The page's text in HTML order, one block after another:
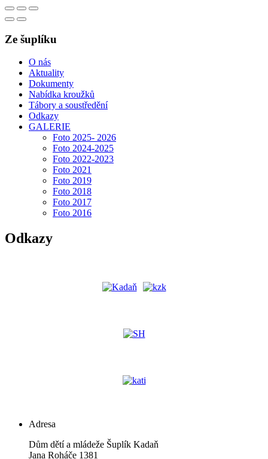
Ze šuplíku
O nás
Aktuality
Dokumenty
Nabídka kroužků
Tábory a soustředění
Odkazy
GALERIE
Foto 2025- 2026
Foto 2024-2025
Foto 2022-2023
Foto 2021
Foto 2019
Foto 2018
Foto 2017
Foto 2016
Odkazy
Adresa
Dům dětí a mládeže Šuplík Kadaň
Jana Roháče 1381